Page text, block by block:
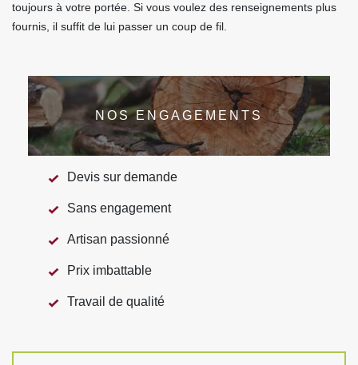
toujours à votre portée. Si vous voulez des renseignements plus
fournis, il suffit de lui passer un coup de fil.
NOS ENGAGEMENTS
Devis sur demande
Sans engagement
Artisan passionné
Prix imbattable
Travail de qualité